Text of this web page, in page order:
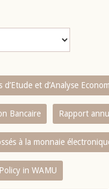
d’Etude et d’Analyse
Bancaire Rapport
à la monnaie
in WAMU